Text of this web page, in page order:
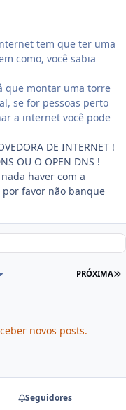
tem que ter uma
como, você sabia
que montar uma torre
se for pessoas perto
a internet você pode
DE INTERNET !
OU O OPEN DNS !
haver com a
favor não banque
PRÓXIMA
novos posts.
Seguidores